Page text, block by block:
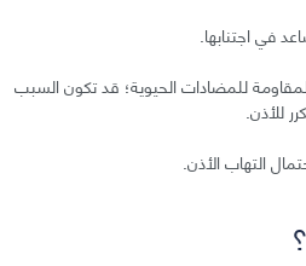
في اجتنابها.
المقاومة للمضادات الحيوية؛ قد تكون السبب
للأذن.
التهاب الأذن.